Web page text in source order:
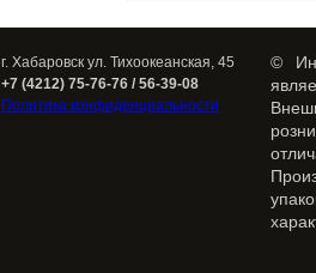
г. Хабаровск ул. Тихоокеанская, 45
+7 (4212) 75-76-76 / 56-39-08
Политика конфиденциальности
©